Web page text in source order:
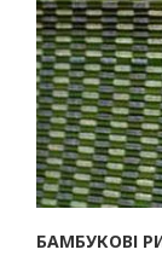
БАМБУКОВІ